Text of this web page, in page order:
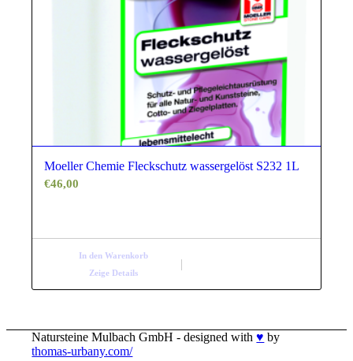
Moeller Chemie Fleckschutz wassergelöst S232 1L
€46,00
In den Warenkorb
Zeige Details
Natursteine Mulbach GmbH - designed with♥ by
thomas-urbany.com/